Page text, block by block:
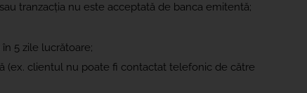
tranzacția nu este acceptată de banca emitentă;
5 zile lucrătoare;
(ex. clientul nu poate fi contactat telefonic de către